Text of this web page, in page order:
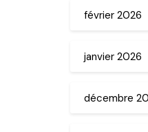
février 2026
janvier 2026
décembre